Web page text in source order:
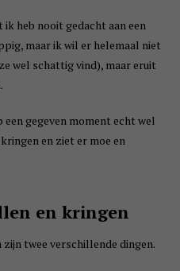
heb nooit gedacht aan een
maar ik wil er helemaal niet
wel schattig vind), maar eruit
gegeven moment echt wel
en ziet er moe en
en kringen
twee verschillende dingen.